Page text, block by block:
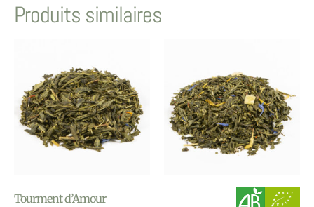
Produits similaires
Tourment d’Amour